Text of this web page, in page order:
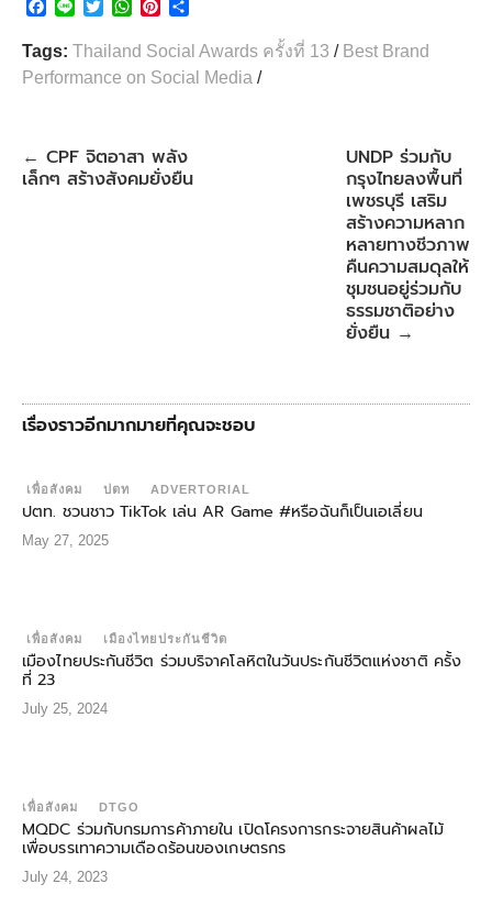
c
e
b
n
i
t
W
a
s
n
e
t
a
e
Tags: Thailand Social Awards ครั้งที่ 13 / Best Brand
Performance on Social Media /
← CPF จิตอาสา พลัง
เล็กๆ สร้างสังคมยั่งยืน
UNDP ร่วมกับ
กรุงไทยลงพื้นที่
เพชรบุรี เสริม
สร้างความหลาก
หลายทางชีวภาพ
คืนความสมดุลให้
ชุมชนอยู่ร่วมกับ
ธรรมชาติอย่าง
ยั่งยืน →
เรื่องราวอีกมากมายที่คุณจะชอบ
เพื่อสังคม ปตท ADVERTORIAL
ปตท. ชวนชาว TikTok เล่น AR Game #หรือฉันก็เป็นเอเลี่ยน
May 27, 2025
เพื่อสังคม เมืองไทยประกันชีวิต
เมืองไทยประกันชีวิต ร่วมบริจาคโลหิตในวันประกันชีวิตแห่งชาติ ครั้ง
ที่ 23
July 25, 2024
เพื่อสังคม DTGO
MQDC ร่วมกับกรมการค้าภายใน เปิดโครงการกระจายสินค้าผลไม้
เพื่อบรรเทาความเดือดร้อนของเกษตรกร
July 24, 2023